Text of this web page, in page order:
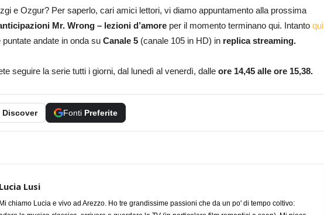
e Ozgur? Per saperlo, cari amici lettori, vi diamo appuntamento alla prossima
Mr. Wrong – lezioni d’amore per il momento terminano qui. Intanto qui
andate in onda su Canale 5 (canale 105 in HD) in replica streaming.
seguire la serie tutti i giorni, dal lunedì al venerdì, dalle ore 14,45 alle ore 15,38.
Discover Fonti Preferite
Lucia Lusi
Mi chiamo Lucia e vivo ad Arezzo. Ho tre grandissime passioni che da un po' di tempo coltivo: